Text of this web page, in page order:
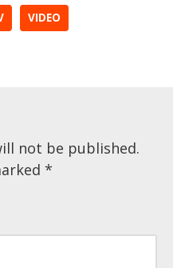
VIDEO
not be published.
*